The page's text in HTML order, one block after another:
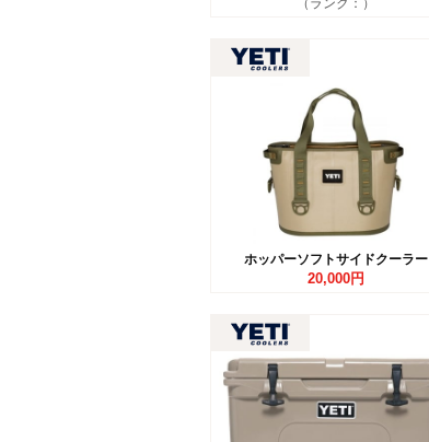
（ランク：）
ホッパーソフトサイドクーラー
20,000円